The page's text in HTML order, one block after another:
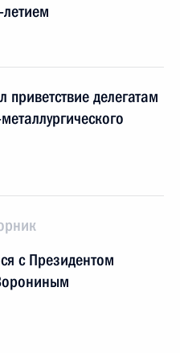
делегатам
с Президентом